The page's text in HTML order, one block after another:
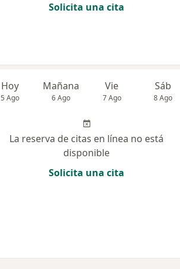
Solicita una cita
Hoy
5 Ago
Mañana
6 Ago
Vie
7 Ago
Sáb
8 Ago
La reserva de citas en línea no está
disponible
Solicita una cita